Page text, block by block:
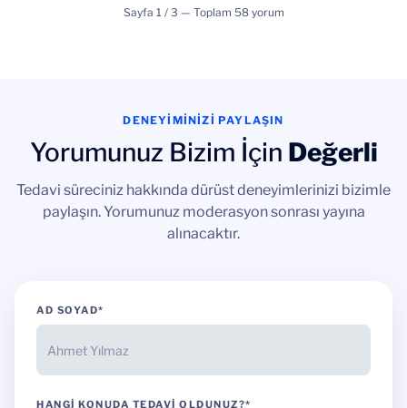
Sayfa 1 / 3 — Toplam 58 yorum
DENEYİMİNİZİ PAYLAŞIN
Yorumunuz Bizim İçin Değerli
Tedavi süreciniz hakkında dürüst deneyimlerinizi bizimle
paylaşın. Yorumunuz moderasyon sonrası yayına
alınacaktır.
AD SOYAD*
HANGI KONUDA TEDAVI OLDUNUZ?*